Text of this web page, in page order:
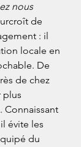
nous
de
: il
locale en
De
de chez
plus
Connaissant
évite les
du